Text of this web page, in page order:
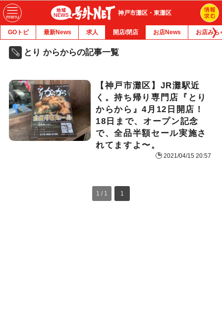
神戸市灘区・東灘区
GOトピ 最新News 求人 開店/閉店 お店News お店みち
とり からからの記事一覧
【神戸市灘区】JR灘駅近
く。持ち帰り専門店『とり
からから』4月12日開店！
18日まで、オープン記念
で、全品半額セール実施さ
れてますよ〜。
2021/04/15 20:57
1 / 1 1